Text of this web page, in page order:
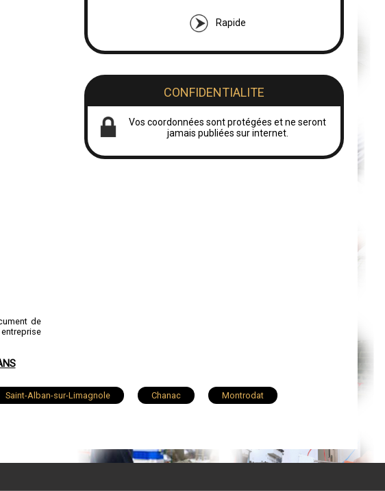
Rapide
CONFIDENTIALITE
Vos coordonnées sont protégées et ne seront
jamais publiées sur internet.
de
Saint-Alban-sur-Limagnole Chanac Montrodat
Saint-Étienne-du-Valdonnez Rimeize